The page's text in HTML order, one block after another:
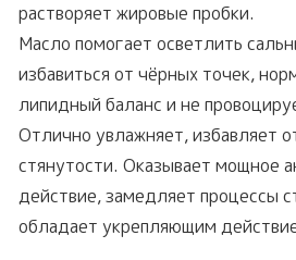
растворяет жировые пробки.
Масло помогает осветлить
избавиться от чёрных точек,
липидный баланс и не
Отлично увлажняет, избавляет
стянутости. Оказывает мощное
действие, замедляет процессы
обладает укрепляющим